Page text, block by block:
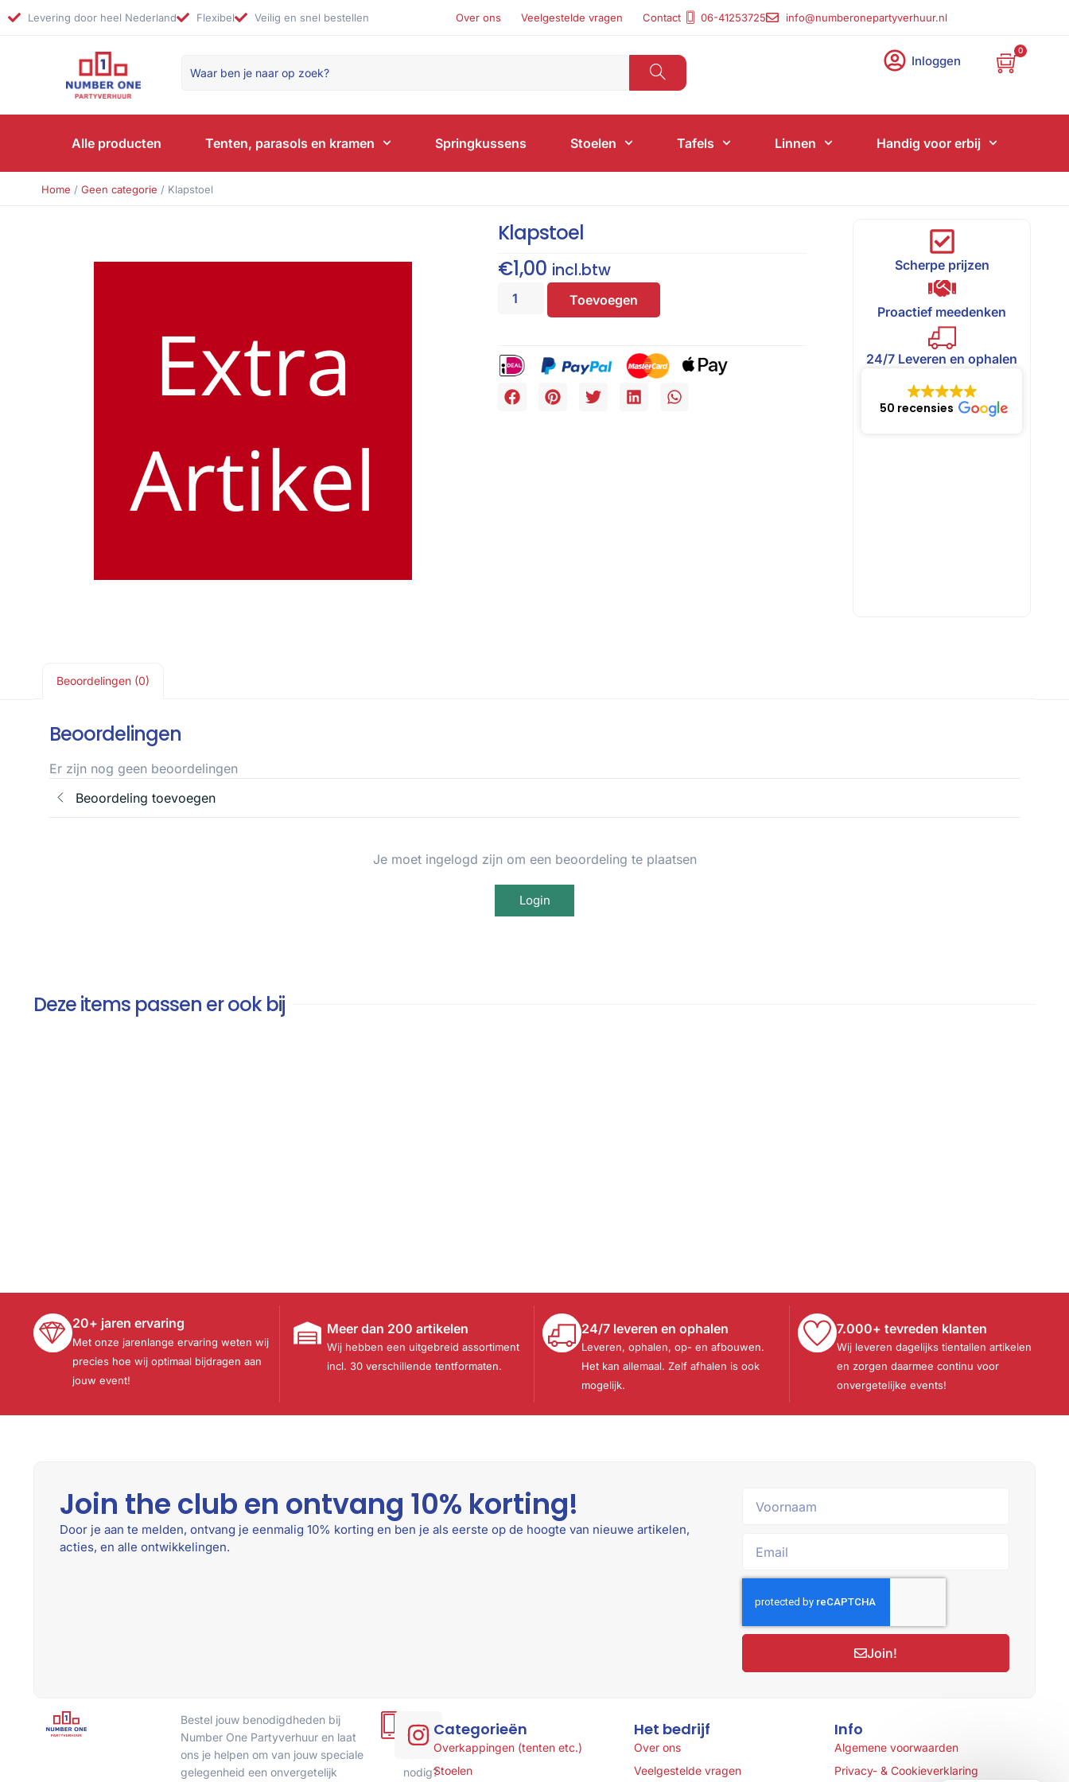
Levering door heel Nederland Flexibel Veilig en snel bestellen Over ons Veelgestelde vragen Contact 06-41253725 info@numberonepartyverhuur.nl
Inloggen
0
Alle producten Tenten, parasols en kramen Springkussens Stoelen Tafels Linnen Handig voor erbij
Home / Geen categorie / Klapstoel
Klapstoel
€1,00 incl.btw
Toevoegen
Scherpe prijzen
Proactief meedenken
24/7 Leveren en ophalen
50 recensies
Beoordelingen (0)
Beoordelingen
Er zijn nog geen beoordelingen
Beoordeling toevoegen
Je moet ingelogd zijn om een beoordeling te plaatsen
Login
Deze items passen er ook bij
20+ jaren ervaring
Met onze jarenlange ervaring weten wij
precies hoe wij optimaal bijdragen aan
jouw event!
Meer dan 200 artikelen
Wij hebben een uitgebreid assortiment
incl. 30 verschillende tentformaten.
24/7 leveren en ophalen
Leveren, ophalen, op- en afbouwen.
Het kan allemaal. Zelf afhalen is ook
mogelijk.
7.000+ tevreden klanten
Wij leveren dagelijks tientallen artikelen
en zorgen daarmee continu voor
onvergetelijke events!
Bestel jouw benodigdheden bij
Number One Partyverhuur en laat
ons je helpen om van jouw speciale
gelegenheid een onvergetelijk
of
advies
nodig?
Categorieën
Overkappingen (tenten etc.)
Stoelen
Het bedrijf
Over ons
Veelgestelde vragen
Info
Algemene voorwaarden
Privacy- & Cookieverklaring
Join the club en ontvang 10% korting!
Door je aan te melden, ontvang je eenmalig 10% korting en ben je als eerste op de hoogte van nieuwe artikelen,
acties, en alle ontwikkelingen.
Join!